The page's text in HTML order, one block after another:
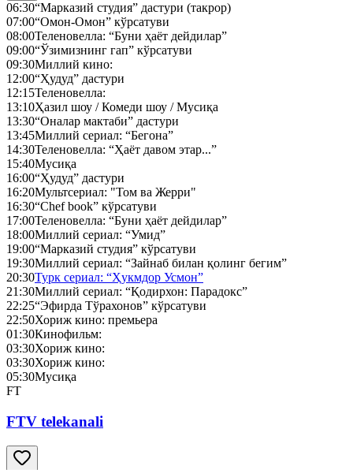
06:30“Марказий студия” дастури (такрор)
07:00“Омон-Омон” кўрсатуви
08:00Теленовелла: “Буни ҳаёт дейдилар”
09:00“Ўзимизнинг гап” кўрсатуви
09:30Миллий кино:
12:00“Ҳудуд” дастури
12:15Теленовелла:
13:10Ҳазил шоу / Комеди шоу / Мусиқа
13:30“Оналар мактаби” дастури
13:45Миллий сериал: “Бегона”
14:30Теленовелла: “Ҳаёт давом этар...”
15:40Мусиқа
16:00“Ҳудуд” дастури
16:20Мультсериал: "Том ва Жерри"
16:30“Chef book” кўрсатуви
17:00Теленовелла: “Буни ҳаёт дейдилар”
18:00Миллий сериал: “Умид”
19:00“Марказий студия” кўрсатуви
19:30Миллий сериал: “Зайнаб билан қолинг бегим”
20:30Турк сериал: “Ҳукмдор Усмон”
21:30Миллий сериал: “Қодирхон: Парадокс”
22:25“Эфирда Тўрахонов” кўрсатуви
22:50Хориж кино: премьера
01:30Кинофильм:
03:30Хориж кино:
03:30Хориж кино:
05:30Мусиқа
FT
FTV telekanali